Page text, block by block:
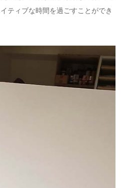
ティブな時間を過ごすことができ